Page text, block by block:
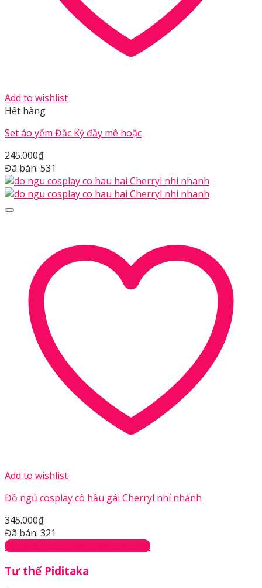
Add to wishlist
Hết hàng
Set áo yếm Đắc Kỷ đầy mê hoặc
245.000₫
Đã bán: 531
Add to wishlist
Đồ ngủ cosplay cô hầu gái Cherryl nhí nhảnh
345.000₫
Đã bán: 321
ĐỒ NGỦ COSPLAY SEXY GỢI CẢM
Tư thế Piditaka